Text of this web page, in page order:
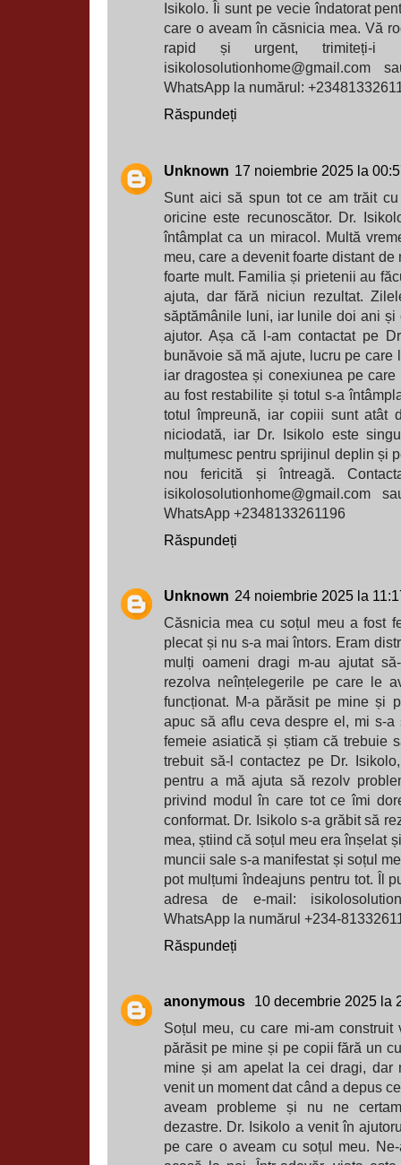
Isikolo. Îi sunt pe vecie îndatorat
care o aveam în căsnicia mea. Vă
rapid și urgent, trimiteți-i
WhatsApp la numărul:
Răspundeți
Unknown 17 noiembrie 2025 la
Sunt aici să spun tot ce am trăit
oricine este recunoscător. Dr.
întâmplat ca un miracol. Multă
meu, care a devenit foarte distant
foarte mult. Familia și prietenii au
ajuta, dar fără niciun rezultat.
săptămânile luni, iar lunile doi ani și
ajutor. Așa că l-am contactat pe
bunăvoie să mă ajute, lucru pe care
iar dragostea și conexiunea pe
au fost restabilite și totul s-a
totul împreună, iar copiii sunt atât
niciodată, iar Dr. Isikolo este
mulțumesc pentru sprijinul deplin și
nou fericită și întreagă.
isikolosolutionhome@gmail.com
WhatsApp +2348133261196
Răspundeți
Unknown 24 noiembrie 2025 la
Căsnicia mea cu soțul meu a fost
plecat și nu s-a mai întors. Eram
mulți oameni dragi m-au ajutat
rezolva neînțelegerile pe care le
funcționat. M-a părăsit pe mine și
apuc să aflu ceva despre el, mi s-
femeie asiatică și știam că trebuie
trebuit să-l contactez pe Dr.
pentru a mă ajuta să rezolv
privind modul în care tot ce îmi
conformat. Dr. Isikolo s-a grăbit să
mea, știind că soțul meu era înșelat
muncii sale s-a manifestat și soțul
pot mulțumi îndeajuns pentru tot. Îl
adresa de e-mail:
WhatsApp la numărul +234-
Răspundeți
anonymous
10 decembrie 2025 la
Soțul meu, cu care mi-am
părăsit pe mine și pe copii fără un
mine și am apelat la cei dragi, dar
venit un moment dat când a depus
aveam probleme și nu ne
dezastre. Dr. Isikolo a venit în
pe care o aveam cu soțul meu.